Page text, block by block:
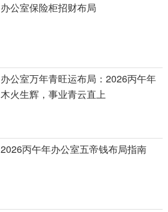
办公室保险柜招财布局
办公室万年青旺运布局：2026丙午年
木火生辉，事业青云直上
2026丙午年办公室五帝钱布局指南